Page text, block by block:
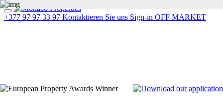
+377 97 97 33 97 Kontaktieren Sie uns Sign-in OFF MARKET